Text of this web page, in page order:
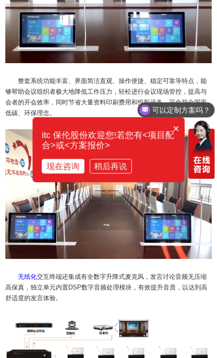
整套系统功能丰富、界面简洁直观、操作便捷、稳定可靠等特点，能
够帮助会议组织者极大地降低工作压力，轻松进行会议现场管控，提高与
会者的开会效率，同时节省大量资料印刷费用和投影设备，完全符合国家
低碳、环保理念。
无纸化交互终端还集成有全数字升降式麦克风，发言讨论音频无压缩
高保真，独立单元内置DSP数字音频处理模块，有效提升音质，以达到高
舒适度的发言体验。
可以定制方案吗？
你们电话多少？
×
itc 保伦股份欢迎您!若您有<项目配
合>或<方案报价>
现在咨询 稍后再说